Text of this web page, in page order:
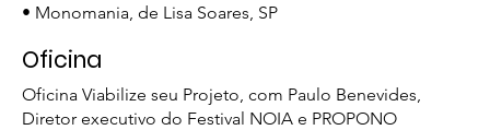
• Monomania, de Lisa Soares, SP
Oficina
Oficina Viabilize seu Projeto, com Paulo Benevides,
Diretor executivo do Festival NOIA e PROPONO